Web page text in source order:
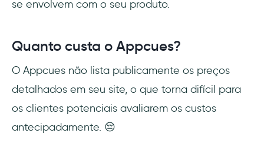
se envolvem com o seu produto.
Quanto custa o Appcues?
O Appcues não lista publicamente os preços
detalhados em seu site, o que torna difícil para
os clientes potenciais avaliarem os custos
antecipadamente. 😔